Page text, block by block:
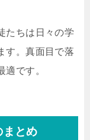
たちは日々の学
す。真面目で落
です。
まとめ